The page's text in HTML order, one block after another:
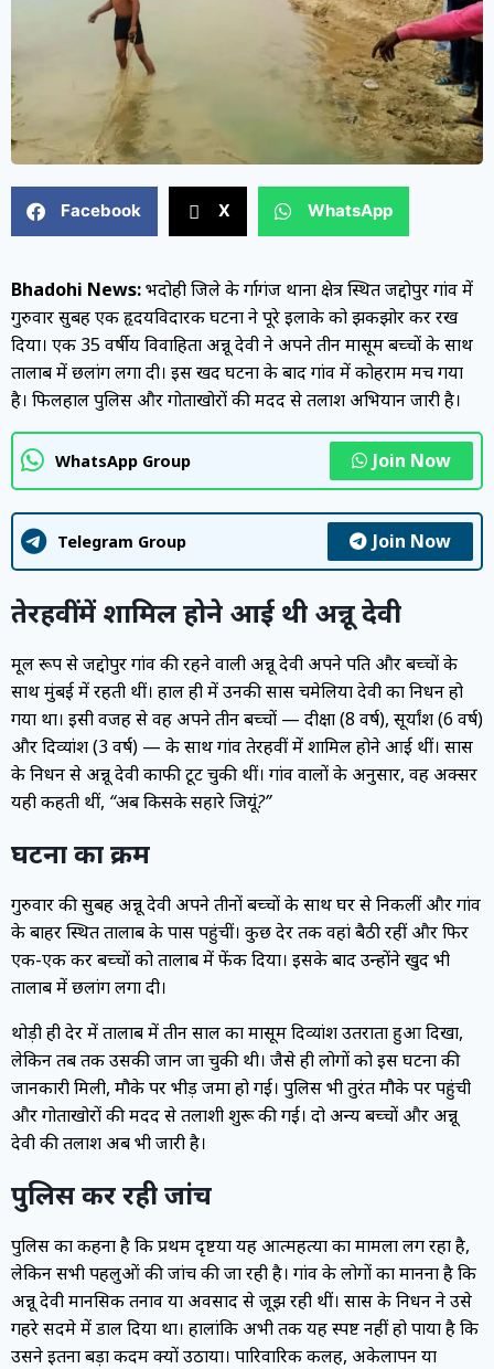
Facebook X WhatsApp
Bhadohi News:भदोही जिले के दुर्गागंज थाना क्षेत्र स्थित जद्दोपुर गांव में
गुरुवार सुबह एक हृदयविदारक घटना ने पूरे इलाके को झकझोर कर रख
दिया। एक 35 वर्षीय विवाहिता अन्नू देवी ने अपने तीन मासूम बच्चों के साथ
तालाब में छलांग लगा दी। इस दुखद घटना के बाद गांव में कोहराम मच गया
है। फिलहाल पुलिस और गोताखोरों की मदद से तलाश अभियान जारी है।
WhatsApp Group Join Now
Telegram Group Join Now
तेरहवीं में शामिल होने आई थी अन्नू देवी
मूल रूप से जद्दोपुर गांव की रहने वाली अन्नू देवी अपने पति और बच्चों के
साथ मुंबई में रहती थीं। हाल ही में उनकी सास चमेलिया देवी का निधन हो
गया था। इसी वजह से वह अपने तीन बच्चों — दीक्षा (8 वर्ष), सूर्यांश (6 वर्ष)
और दिव्यांश (3 वर्ष) — के साथ गांव तेरहवीं में शामिल होने आई थीं। सास
के निधन से अन्नू देवी काफी टूट चुकी थीं। गांव वालों के अनुसार, वह अक्सर
यही कहती थीं, “अब किसके सहारे जियूं?”
घटना का क्रम
गुरुवार की सुबह अन्नू देवी अपने तीनों बच्चों के साथ घर से निकलीं और गांव
के बाहर स्थित तालाब के पास पहुंचीं। कुछ देर तक वहां बैठी रहीं और फिर
एक-एक कर बच्चों को तालाब में फेंक दिया। इसके बाद उन्होंने खुद भी
तालाब में छलांग लगा दी।
थोड़ी ही देर में तालाब में तीन साल का मासूम दिव्यांश उतराता हुआ दिखा,
लेकिन तब तक उसकी जान जा चुकी थी। जैसे ही लोगों को इस घटना की
जानकारी मिली, मौके पर भीड़ जमा हो गई। पुलिस भी तुरंत मौके पर पहुंची
और गोताखोरों की मदद से तलाशी शुरू की गई। दो अन्य बच्चों और अन्नू
देवी की तलाश अब भी जारी है।
पुलिस कर रही जांच
पुलिस का कहना है कि प्रथम दृष्टया यह आत्महत्या का मामला लग रहा है,
लेकिन सभी पहलुओं की जांच की जा रही है। गांव के लोगों का मानना है कि
अन्नू देवी मानसिक तनाव या अवसाद से जूझ रही थीं। सास के निधन ने उसे
गहरे सदमे में डाल दिया था। हालांकि अभी तक यह स्पष्ट नहीं हो पाया है कि
उसने इतना बड़ा कदम क्यों उठाया। पारिवारिक कलह, अकेलापन या